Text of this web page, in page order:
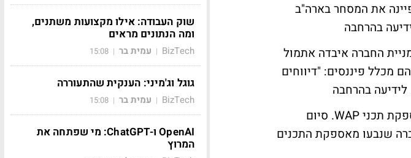
המגמה החיובית שאפיינה את המסחר בארה"ב
בהרחבה
החברה איבדה אתמול
האנליסט צחי אברהם מכלל פיננסים: "דיווחים
לידיעה בהרחבה
חברת תפוז הודיעה על סיום התקשורתה עם חברת סלקום בכל הקשור לאספקת תכני WAP. סיום
של החברה שנבעו מאספקת התכנים
שוק העבודה: אילו מקצועות משתנים,
ומה הנתונים מראים
BizTech
| עמית בר |
15:08
גוגל וג'מיני: הענקית שהתעוררה
BizTech
| עמית בר |
15:08
OpenAI ו-ChatGPT: מי שפתחה את
המרוץ